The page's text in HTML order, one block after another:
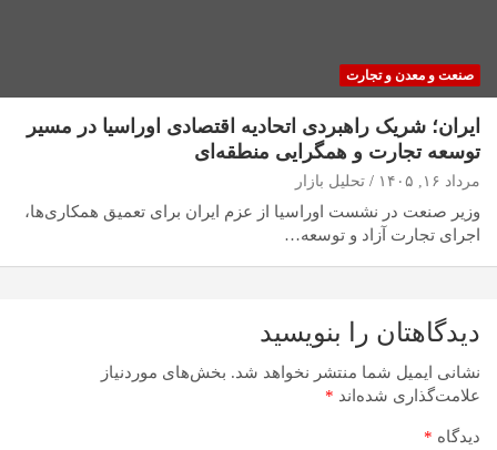
صنعت و معدن و تجارت
ایران؛ شریک راهبردی اتحادیه اقتصادی اوراسیا در مسیر
توسعه تجارت و همگرایی منطقه‌ای
مرداد ۱۶, ۱۴۰۵ تحلیل بازار
وزیر صنعت در نشست اوراسیا از عزم ایران برای تعمیق همکاری‌ها،
اجرای تجارت آزاد و توسعه…
دیدگاهتان را بنویسید
نشانی ایمیل شما منتشر نخواهد شد. بخش‌های موردنیاز
علامت‌گذاری شده‌اند*
دیدگاه*